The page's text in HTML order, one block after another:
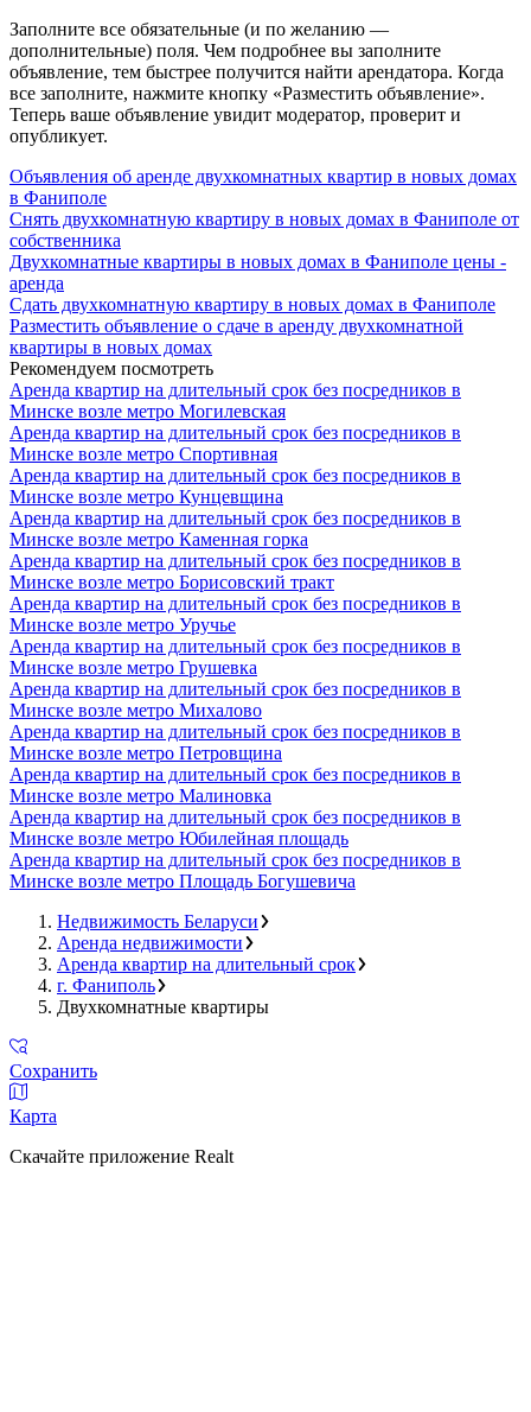
Заполните все обязательные (и по желанию —
дополнительные) поля. Чем подробнее вы заполните
объявление, тем быстрее получится найти арендатора. Когда
все заполните, нажмите кнопку «Разместить объявление».
Теперь ваше объявление увидит модератор, проверит и
опубликует.
Объявления об аренде двухкомнатных квартир в новых домах
в Фаниполе
Снять двухкомнатную квартиру в новых домах в Фаниполе от
собственника
Двухкомнатные квартиры в новых домах в Фаниполе цены -
аренда
Сдать двухкомнатную квартиру в новых домах в Фаниполе
Разместить объявление о сдаче в аренду двухкомнатной
квартиры в новых домах
Рекомендуем посмотреть
Аренда квартир на длительный срок без посредников в
Минске возле метро Могилевская
Аренда квартир на длительный срок без посредников в
Минске возле метро Спортивная
Аренда квартир на длительный срок без посредников в
Минске возле метро Кунцевщина
Аренда квартир на длительный срок без посредников в
Минске возле метро Каменная горка
Аренда квартир на длительный срок без посредников в
Минске возле метро Борисовский тракт
Аренда квартир на длительный срок без посредников в
Минске возле метро Уручье
Аренда квартир на длительный срок без посредников в
Минске возле метро Грушевка
Аренда квартир на длительный срок без посредников в
Минске возле метро Михалово
Аренда квартир на длительный срок без посредников в
Минске возле метро Петровщина
Аренда квартир на длительный срок без посредников в
Минске возле метро Малиновка
Аренда квартир на длительный срок без посредников в
Минске возле метро Юбилейная площадь
Аренда квартир на длительный срок без посредников в
Минске возле метро Площадь Богушевича
Недвижимость Беларуси
Аренда недвижимости
Аренда квартир на длительный срок
г. Фаниполь
Двухкомнатные квартиры
Сохранить
Карта
Скачайте приложение Realt